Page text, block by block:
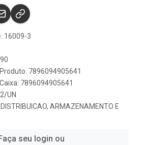
16009-3
7896094905641
7896094905641
UN
ARMAZENAMENTO E
seu login ou